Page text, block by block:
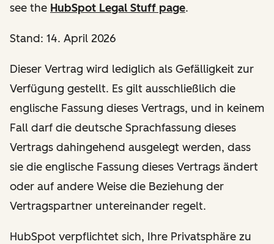
see the HubSpot Legal Stuff page.
Stand: 14. April 2026
Dieser Vertrag wird lediglich als Gefälligkeit zur
Verfügung gestellt. Es gilt ausschließlich die
englische Fassung dieses Vertrags, und in keinem
Fall darf die deutsche Sprachfassung dieses
Vertrags dahingehend ausgelegt werden, dass
sie die englische Fassung dieses Vertrags ändert
oder auf andere Weise die Beziehung der
Vertragspartner untereinander regelt.
HubSpot verpflichtet sich, Ihre Privatsphäre zu